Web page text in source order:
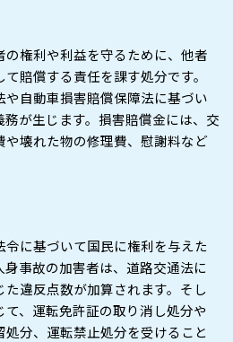
の権利や利益を守るために、他者
賠償する責任を課す処分です。
や自動車損害賠償保障法に基づい
が生じます。損害賠償金には、交
壊れた物の修理費、慰謝料など
に基づいて国民に権利を与えた
事故の加害者は、道路交通法に
違反点数が加算されます。そし
、運転免許証の取り消し処分や
分、運転禁止処分を受けること